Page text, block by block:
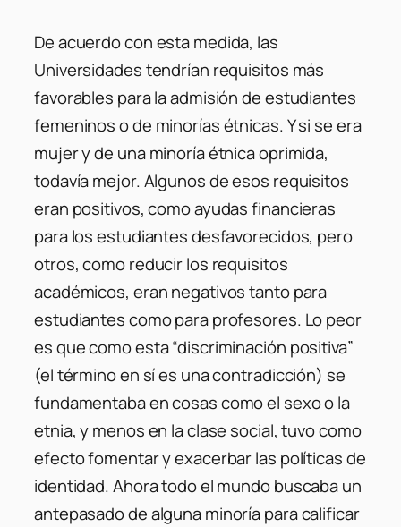
De acuerdo con esta medida, las
Universidades tendrían requisitos más
favorables para la admisión de estudiantes
femeninos o de minorías étnicas. Y si se era
mujer y de una minoría étnica oprimida,
todavía mejor. Algunos de esos requisitos
eran positivos, como ayudas financieras
para los estudiantes desfavorecidos, pero
otros, como reducir los requisitos
académicos, eran negativos tanto para
estudiantes como para profesores. Lo peor
es que como esta “discriminación positiva”
(el término en sí es una contradicción) se
fundamentaba en cosas como el sexo o la
etnia, y menos en la clase social, tuvo como
efecto fomentar y exacerbar las políticas de
identidad. Ahora todo el mundo buscaba un
antepasado de alguna minoría para calificar